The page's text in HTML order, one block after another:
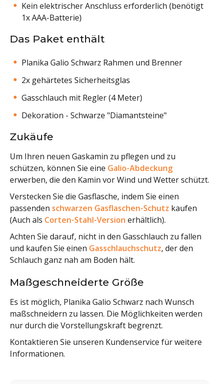
Kein elektrischer Anschluss erforderlich (benötigt
1x AAA-Batterie)
Das Paket enthält
Planika Galio Schwarz Rahmen und Brenner
2x gehärtetes Sicherheitsglas
Gasschlauch mit Regler (4 Meter)
Dekoration - Schwarze "Diamantsteine"
Zukäufe
Um Ihren neuen Gaskamin zu pflegen und zu
schützen, können Sie eine Galio-Abdeckung
erwerben, die den Kamin vor Wind und Wetter schützt.
Verstecken Sie die Gasflasche, indem Sie einen
passenden schwarzen Gasflaschen-Schutz kaufen
(Auch als Corten-Stahl-Version erhältlich).
Achten Sie darauf, nicht in den Gasschlauch zu fallen
und kaufen Sie einen Gasschlauchschutz, der den
Schlauch ganz nah am Boden hält.
Maßgeschneiderte Größe
Es ist möglich, Planika Galio Schwarz nach Wunsch
maßschneidern zu lassen. Die Möglichkeiten werden
nur durch die Vorstellungskraft begrenzt.
Kontaktieren Sie unseren Kundenservice für weitere
Informationen.